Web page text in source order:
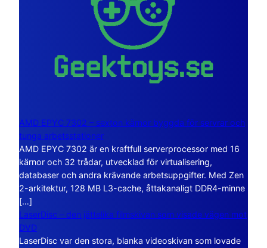
AMD EPYC 7302 – sexton kärnor byggda för servrar och
tunga arbetsstationer
AMD EPYC 7302 är en kraftfull serverprocessor med 16
kärnor och 32 trådar, utvecklad för virtualisering,
databaser och andra krävande arbetsuppgifter. Med Zen
2-arkitektur, 128 MB L3-cache, åttakanaligt DDR4-minne
[…]
LaserDisc – den jättelika filmskivan som visade vägen mot
DVD
LaserDisc var den stora, blanka videoskivan som lovade